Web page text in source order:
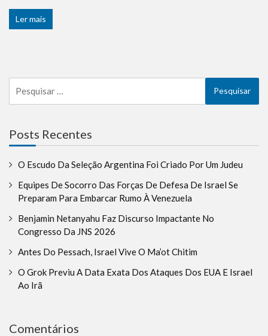
Ler mais
por:
Posts Recentes
O Escudo Da Seleção Argentina Foi Criado Por Um Judeu
Equipes De Socorro Das Forças De Defesa De Israel Se
Preparam Para Embarcar Rumo À Venezuela
Benjamin Netanyahu Faz Discurso Impactante No
Congresso Da JNS 2026
Antes Do Pessach, Israel Vive O Ma’ot Chitim
O Grok Previu A Data Exata Dos Ataques Dos EUA E Israel
Ao Irã
Comentários